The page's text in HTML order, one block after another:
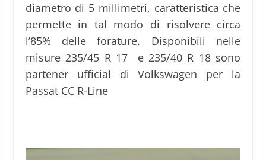
diametro di 5 millimetri, caratteristica che
permette in tal modo di risolvere circa
l’85% delle forature. Disponibili nelle
misure 235/45 R 17 e 235/40 R 18 sono
partener ufficial di Volkswagen per la
Passat CC R-Line